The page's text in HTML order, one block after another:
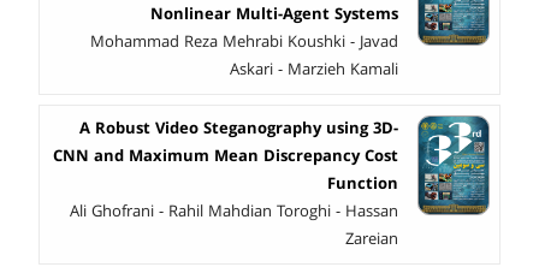
Nonlinear Multi-Agent Systems
Mohammad Reza Mehrabi Koushki - Javad
Askari - Marzieh Kamali
A Robust Video Steganography using 3D-
CNN and Maximum Mean Discrepancy Cost
Function
Ali Ghofrani - Rahil Mahdian Toroghi - Hassan
Zareian